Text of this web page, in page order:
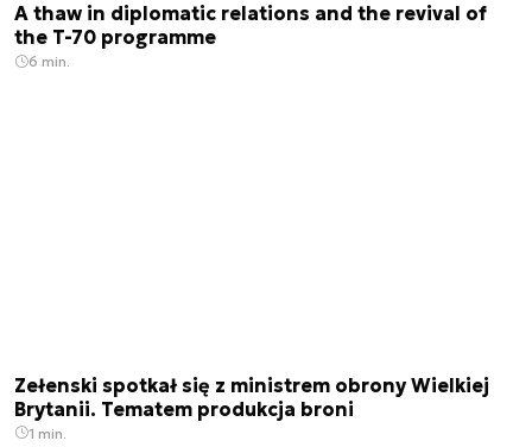
A thaw in diplomatic relations and the revival of
the T-70 programme
6 min.
Zełenski spotkał się z ministrem obrony Wielkiej
Brytanii. Tematem produkcja broni
1 min.